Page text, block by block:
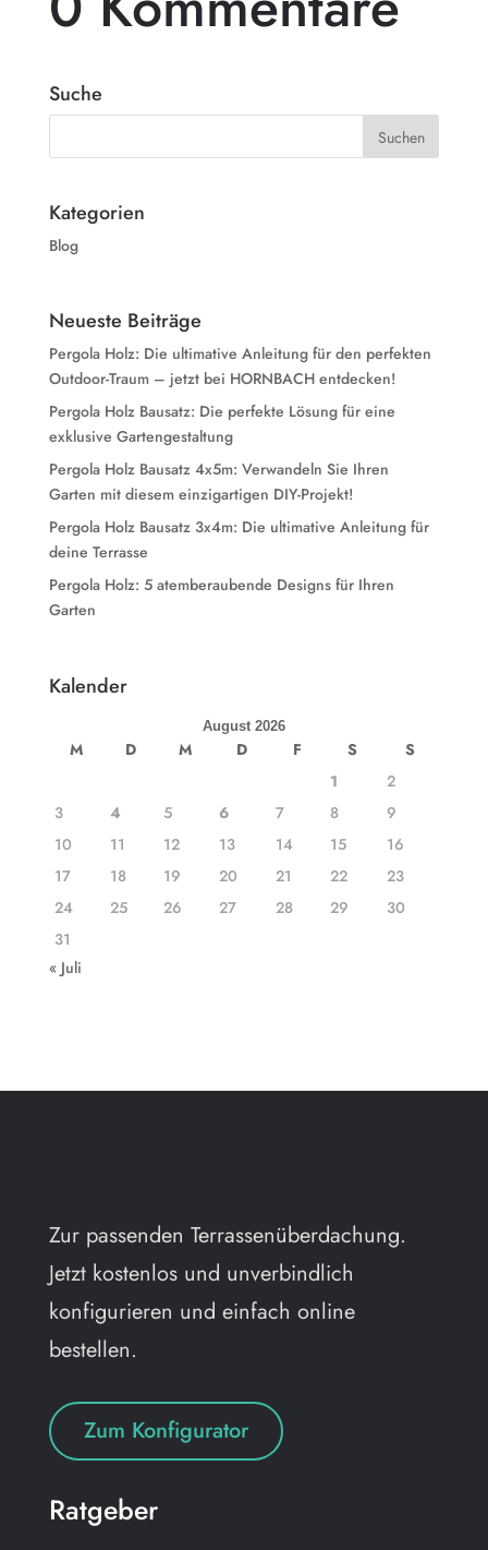
Suche
Kategorien
Blog
Neueste Beiträge
Pergola Holz: Die ultimative Anleitung für den perfekten
Outdoor-Traum – jetzt bei HORNBACH entdecken!
Pergola Holz Bausatz: Die perfekte Lösung für eine
exklusive Gartengestaltung
Pergola Holz Bausatz 4x5m: Verwandeln Sie Ihren
Garten mit diesem einzigartigen DIY-Projekt!
Pergola Holz Bausatz 3x4m: Die ultimative Anleitung für
deine Terrasse
Pergola Holz: 5 atemberaubende Designs für Ihren
Garten
Kalender
August 2026
M D M D F S
S
1
2
3
4 5 6 7 8
9
10
11 12 13 14 15
16
17
18 19 20 21 22
23
24
25 26 27 28 29
30
31
« Juli
Zur passenden Terrassenüberdachung.
Jetzt kostenlos und unverbindlich
konfigurieren und einfach online
bestellen.
Zum Konfigurator
Ratgeber